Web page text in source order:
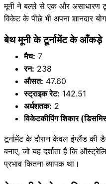
मूनी ने बल्ले से एक और असाधारण
विकेट के पीछे भी अपना शानदार
बेथ मूनी के टूर्नामेंट के आँकड़े
मैच: 7
रन: 238
औसत: 47.60
स्ट्राइक रेट: 142.51
अर्धशतक: 2
विकेटकीपिंग शिकार
टूर्नामेंट के दौरान केवल इंग्लैंड की
बनाए, जो यह दर्शाता है कि
प्रभाव कितना व्यापक था।